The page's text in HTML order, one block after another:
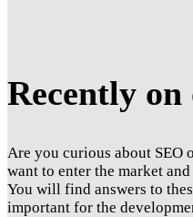
Recently
Are you curious about SEO
want to enter the market
You will find answers to
important for the